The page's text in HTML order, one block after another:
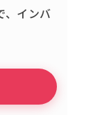
、インバ